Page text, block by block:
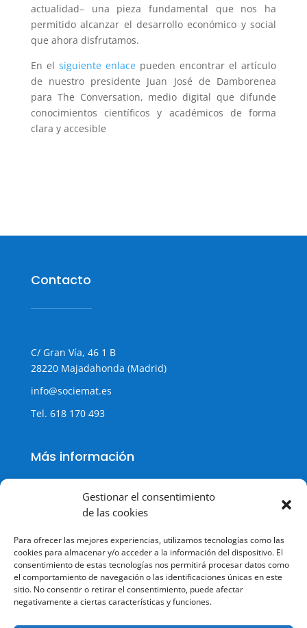
Gestionar el consentimiento
de las cookies
Para ofrecer las mejores experiencias, utilizamos tecnologías como las
cookies para almacenar y/o acceder a la información del dispositivo. El
consentimiento de estas tecnologías nos permitirá procesar datos como
el comportamiento de navegación o las identificaciones únicas en este
sitio. No consentir o retirar el consentimiento, puede afectar
negativamente a ciertas características y funciones.
actualidad– una pieza fundamental que nos ha
permitido alcanzar el desarrollo económico y social
que ahora disfrutamos.
En el siguiente enlacepueden encontrar el artículo
de nuestro presidente Juan José de Damborenea
para The Conversation, medio digital que difunde
conocimientos científicos y académicos de forma
clara y accesible
Contacto
C/ Gran Vía, 46 1 B
28220 Majadahonda (Madrid)
info@sociemat.es
Tel. 618 170 493
Más información
Política de Privacidad
Aviso legal
Terminos y condiciones